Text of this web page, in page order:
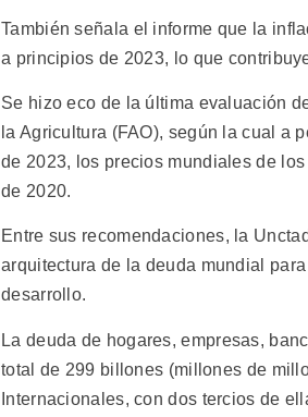
También señala el informe que la
a principios de 2023, lo que
Se hizo eco de la última evaluación
la Agricultura (FAO), según la cual a
de 2023, los precios mundiales de
de 2020.
Entre sus recomendaciones, la
arquitectura de la deuda mundial
desarrollo.
La deuda de hogares, empresas,
total de 299 billones (millones de
Internacionales, con dos tercios de